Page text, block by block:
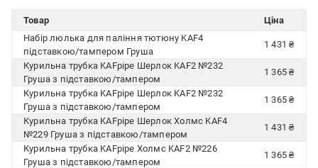
Товар
Ціна
Набір люлька для паління тютюну KAF4
підставкою/тампером Груша
1 431 ₴
Курильна трубка KAFpipe Шерлок KAF2 №232
Груша з підставкою/тампером
1 365 ₴
Курильна трубка KAFpipe Шерлок KAF2 №232
Груша з підставкою/тампером
1 365 ₴
Курильна трубка KAFpipe Шерлок Холмс KAF4
№229 Груша з підставкою/тампером
1 431 ₴
Курильна трубка KAFpipe Холмс KAF2 №226
Груша з підставкою/тампером
1 365 ₴